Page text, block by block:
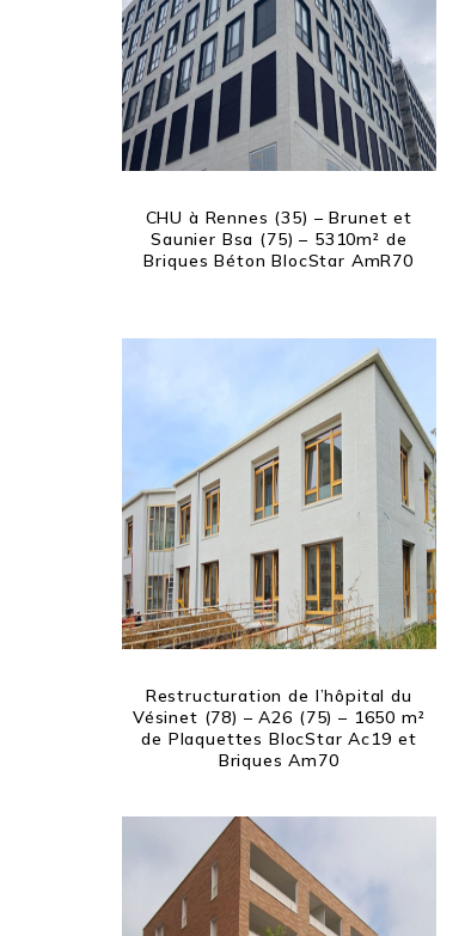
CHU à Rennes (35) – Brunet et
Saunier Bsa (75) – 5310m² de
Briques Béton BlocStar AmR70
Restructuration de l’hôpital du
Vésinet (78) – A26 (75) – 1650 m²
de Plaquettes BlocStar Ac19 et
Briques Am70